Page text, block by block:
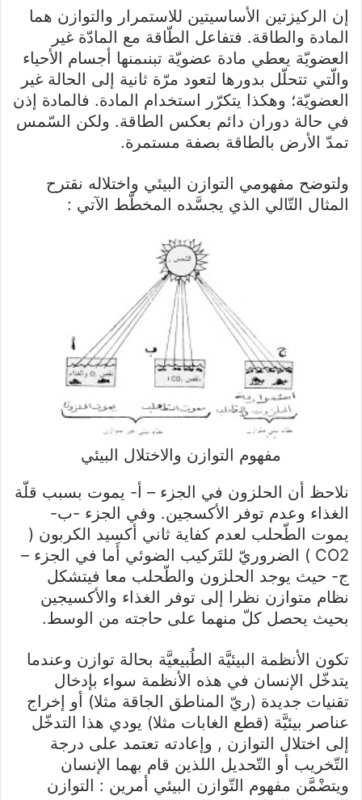
إن الركيزتين الأساسيتين للاستمرار والتوازن هما
المادة والطاقة. فتفاعل الطّاقة مع المادّة غير
العضويّة يعطي مادة عضويّة تبنىمنها أجسام الأحياء
والّتي تتحلّل بدورها لتعود مرّة ثانية إلى الحالة غير
العضويّة؛ وهكذا يتكرّر استخدام المادة. فالمادة إذن
في حالة دوران دائم بعكس الطاقة. ولكن السّمس
تمدّ الأرض بالطاقة بصفة مستمرة.
ولتوضح مفهومي التوازن البيئي واختلاله نقترح
المثال التّالي الذي يجسَّده المخطّط الآتي :
مفهوم التوازن والاختلال البيئي
نلاحظ أن الحلزون في الجزء – أ- يموت بسبب قلّة
الغذاء وعدم توفر الأكسجين. وفي الجزء -ب-
يموت الطّحلب لعدم كفاية ثاني أكسيد الكربون (
CO2 ) الضروريّ للتَركيب الضوئي أَما في الجزء –
ج- حيث يوجد الحلزون والطّحلب معا فيتشكل
نظام متوازن نظرا إلى توفر الغذاء والأكسيجين
بحيث يحصل كلّ منهما على حاجته من الوسط.
تكون الأنظمة البيئيَّة الطُبيعيَّة بحالة توازن وعندما
يتدخّل الإنسان في هذه الأنظمة سواء بإدخال
تقنيات جديدة (ريّ المناطق الجاقة مثلا) أو إخراج
عناصر بيئيَّة (قطع الغابات مثلا) يودي هذا التدخّل
إلى اختلال التوازن , وإعادته تعتمد على درجة
التّخريب أو التّحديل اللذين قام بهما الإنسان
ويتضْمَّن مفهوم التّوازن البيئي أمرين : التوازن